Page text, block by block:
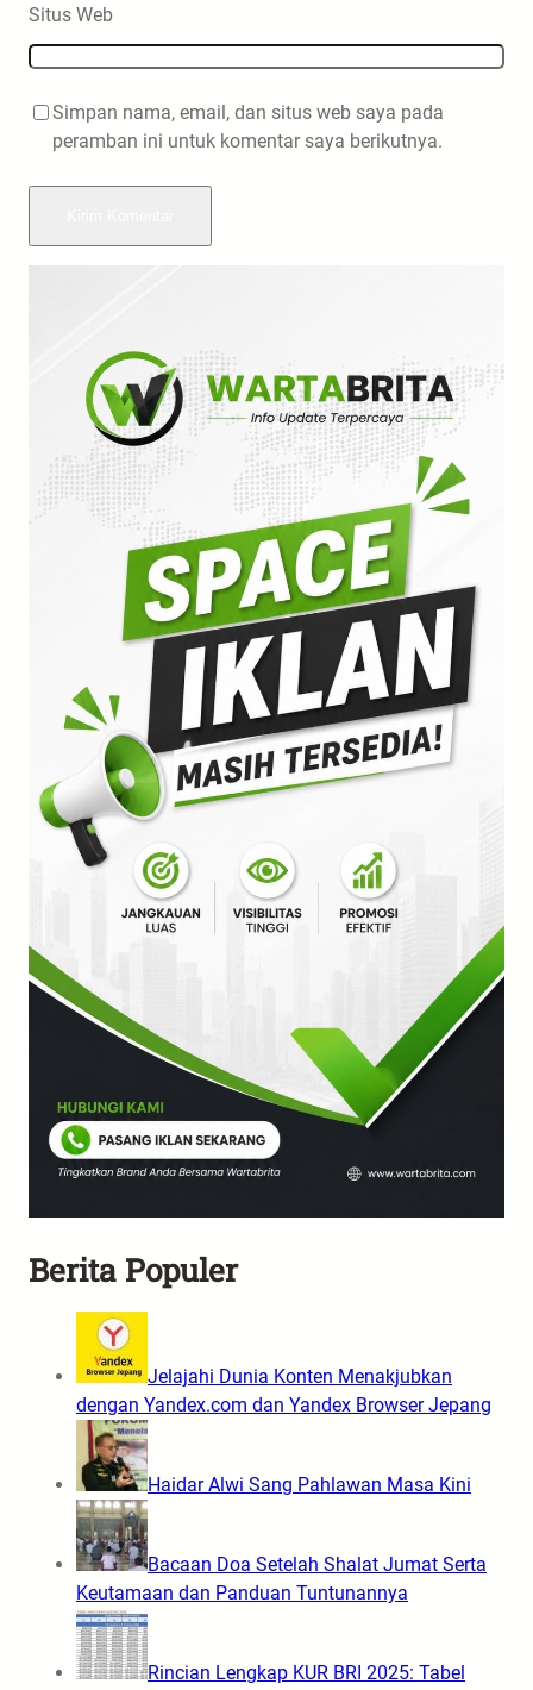
Situs Web
Simpan nama, email, dan situs web saya pada
peramban ini untuk komentar saya berikutnya.
Berita Populer
Jelajahi Dunia Konten Menakjubkan
dengan Yandex.com dan Yandex Browser Jepang
Haidar Alwi Sang Pahlawan Masa Kini
Bacaan Doa Setelah Shalat Jumat Serta
Keutamaan dan Panduan Tuntunannya
Rincian Lengkap KUR BRI 2025: Tabel